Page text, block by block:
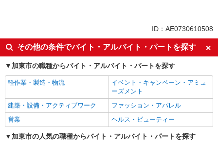
入社日応相談
未経験歓迎
経験者・有資格者歓迎
新卒・第二新卒歓迎
女性活躍中
主婦・主夫歓迎
フリーター歓迎
学歴不問
ブランクOK
ミドル（40代～）活躍中
エルダー（50代～）活躍中
シニア（60代～）活躍中
高収入・高額
ボーナス・賞与あり
昇給あり
完全週休2日制
ID：AE0730610508
その他の条件でバイト・アルバイト・パートを探す
加東市の職種からバイト・アルバイト・パートを探す
軽作業・製造・物流
イベント・キャンペーン・アミュ
ーズメント
建築・設備・アクティブワーク
ファッション・アパレル
営業
ヘルス・ビューティー
加東市の人気の職種からバイト・アルバイト・パートを探す